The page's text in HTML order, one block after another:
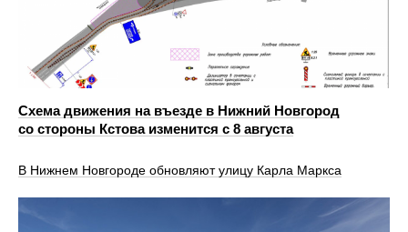
Схема движения на въезде в Нижний Новгород
со стороны Кстова изменится с 8 августа
В Нижнем Новгороде обновляют улицу Карла Маркса